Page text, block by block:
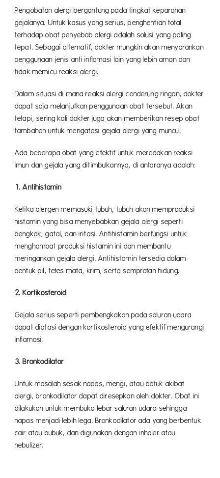
Pengobatan alergi bergantung pada tingkat keparahan
gejalanya. Untuk kasus yang serius, penghentian total
terhadap obat penyebab alergi adalah solusi yang paling
tepat. Sebagai alternatif, dokter mungkin akan menyarankan
penggunaan jenis anti inflamasi lain yang lebih aman dan
tidak memicu reaksi alergi.
Dalam situasi di mana reaksi alergi cenderung ringan, dokter
dapat saja melanjutkan penggunaan obat tersebut. Akan
tetapi, sering kali dokter juga akan memberikan resep obat
tambahan untuk mengatasi gejala alergi yang muncul.
Ada beberapa obat yang efektif untuk meredakan reaksi
imun dan gejala yang ditimbulkannya, di antaranya adalah:
1. Antihistamin
Ketika alergen memasuki tubuh, tubuh akan memproduksi
histamin yang bisa menyebabkan gejala alergi seperti
bengkak, gatal, dan iritasi. Antihistamin berfungsi untuk
menghambat produksi histamin ini dan membantu
meringankan gejala alergi. Antihistamin tersedia dalam
bentuk pil, tetes mata, krim, serta semprotan hidung.
2. Kortikosteroid
Gejala serius seperti pembengkakan pada saluran udara
dapat diatasi dengan kortikosteroid yang efektif mengurangi
inflamasi.
3. Bronkodilator
Untuk masalah sesak napas, mengi, atau batuk akibat
alergi, bronkodilator dapat diresepkan oleh dokter. Obat ini
dilakukan untuk membuka lebar saluran udara sehingga
napas menjadi lebih lega. Bronkodilator ada yang berbentuk
cair atau bubuk, dan digunakan dengan inhaler atau
nebulizer.